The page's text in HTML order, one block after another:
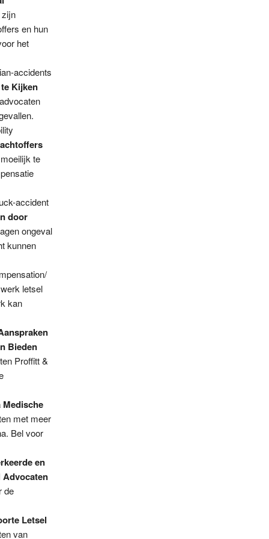
en hun
het
accidents
Kijken
te
accident
door
ongeval
kunnen
letsel
kan
Bieden
Proffitt &
met meer
Bel voor
en
Advocaten
de
Letsel
van